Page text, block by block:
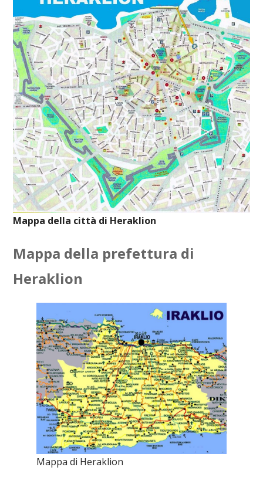
Mappa della città di Heraklion
Mappa della prefettura di
Heraklion
Mappa di Heraklion